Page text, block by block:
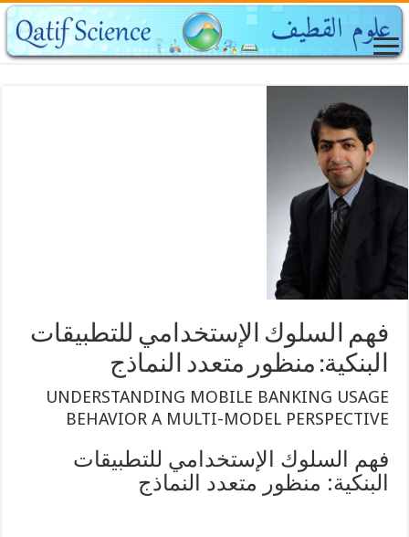
فهم السلوك الإستخدامي للتطبيقات
البنكية: منظور متعدد النماذج
UNDERSTANDING MOBILE BANKING USAGE
BEHAVIOR A MULTI-MODEL PERSPECTIVE
فهم السلوك الإستخدامي للتطبيقات
البنكية: منظور متعدد النماذج